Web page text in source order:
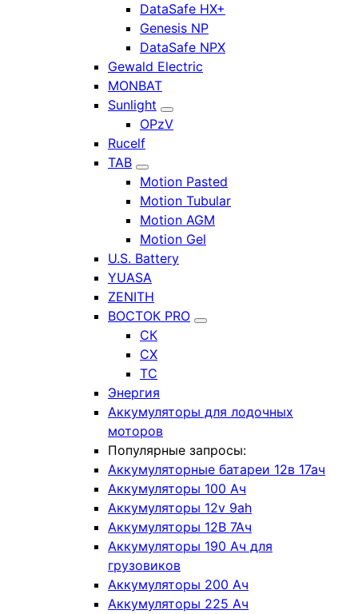
DataSafe HX+
Genesis NP
DataSafe NPX
Gewald Electric
MONBAT
Sunlight
OPzV
Rucelf
TAB
Motion Pasted
Motion Tubular
Motion AGM
Motion Gel
U.S. Battery
YUASA
ZENITH
ВОСТОК PRO
СК
СХ
ТС
Энергия
Аккумуляторы для лодочных
моторов
Популярные запросы:
Аккумуляторные батареи 12в 17ач
Аккумуляторы 100 Ач
Аккумуляторы 12v 9ah
Аккумуляторы 12В 7Ач
Аккумуляторы 190 Ач для
грузовиков
Аккумуляторы 200 Ач
Аккумуляторы 225 Ач